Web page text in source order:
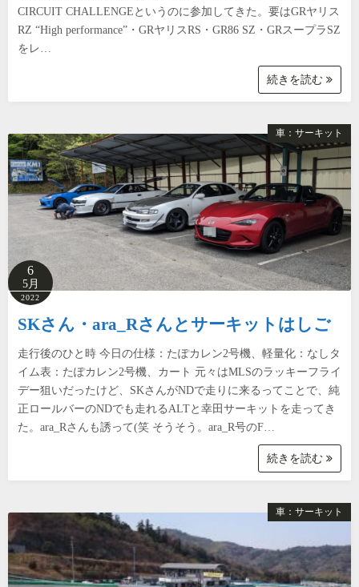
CIRCUIT CHALLENGEというのに参加してきた。要はGRヤリス
RZ “High performance”・GRヤリスRS・GR86 SZ・GRスープラSZ
をレ…
続きを読む
車：サーキット
6
5月
2022
SKさん・ara_Rさんとサーキットはしご
走行後のひと時 今日の仕様：たぽカレン2号機、軽量化：なしタ
イム表：たぽカレン2号機、カート 元々はMLSのラッキーフライ
デー狙いだったけど、SKさんがNDで走りに来るってことで、純
正ロールバーのNDでも走れるALTと幸田サーキットを走ってき
た。ara_Rさんも誘って(笑 そうそう。ara_R号のF…
続きを読む
車：サーキット